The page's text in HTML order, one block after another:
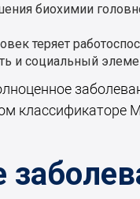
биохимии
теряет
и социальный
классификаторе